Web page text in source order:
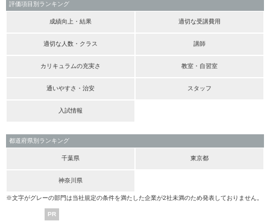
評価項目別ランキング
成績向上・結果 適切な受講費用
適切な人数・クラス 講師
カリキュラムの充実さ 教室・自習室
通いやすさ・治安 スタッフ
入試情報
都道府県別ランキング
千葉県 東京都
神奈川県
※文字がグレーの部門は当社規定の条件を満たした企業が2社未満のため発表しておりません。
PR